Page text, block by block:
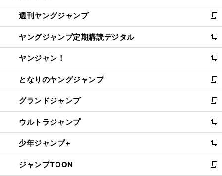
開
く
ウ
で
開
く
ン
ド
ウ
で
開
く
ウ
ィ
ン
ド
ウ
で
開
く
週刊ヤングジャンプ
新
し
い
ウ
ィ
ン
ド
ウ
で
開
く
ヤングジャンプ定期購読デジタル
新
し
い
ウ
ィ
ン
ド
ウ
で
開
く
ヤンジャン！
新
し
い
ウ
ィ
ン
ド
ウ
で
開
く
となりのヤングジャンプ
新
し
い
ウ
ィ
ン
ド
ウ
で
グランドジャンプ
新
し
い
ウ
ィ
ン
ド
ウルトラジャンプ
新
し
い
ウ
ィ
少年ジャンプ+
新
し
い
ジャンプTOON
新